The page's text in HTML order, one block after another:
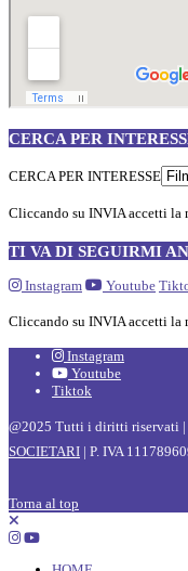
CERCA PER
CERCA PER INTERESSE
Cliccando su INVIA accetti la
TI VA DI SEGUIRMI
Instagram Youtube
Cliccando su INVIA accetti la
Instagram
Youtube
Tiktok
@2025 Tutti i diritti riservati |
SOCIETARI | P. IVA
Torna al top